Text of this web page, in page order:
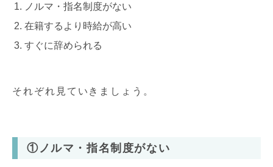
ノルマ・指名制度がない
在籍するより時給が高い
すぐに辞められる
それぞれ見ていきましょう。
①ノルマ・指名制度がない